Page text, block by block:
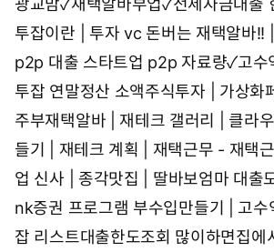
광교맘✓재택알바부업✓전세자금대출
투잡이란 | 투자 vc 돈버는 재택알바!!
p2p 대출 스타트업 p2p 자료량✓고수
투잡 연말정산 소액주식투자 | 가상화
주부재택알바 | 재테크 갤러리 | 클라
들기 | 재테크 계획 | 재택근무 - 재택
업 신사 | 종각맛집 | 딸바보엄마 대출
nk증권 프로그램 부수입만들기 | 고수
잡 리스트대출한도조회 많이하면집에